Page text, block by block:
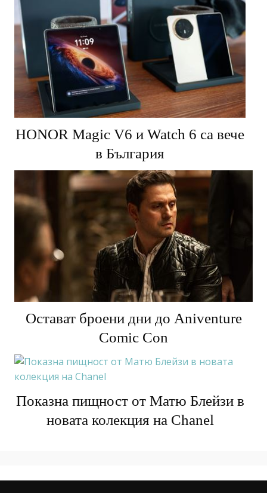
HONOR Magic V6 и Watch 6 са вече
в България
Остават броени дни до Aniventure
Comic Con
Показна пищност от Матю Блейзи в
новата колекция на Chanel